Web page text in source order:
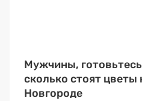
Мужчины,
сколько стоят
Новгороде